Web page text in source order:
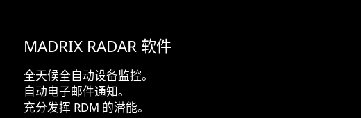
MADRIX RADAR 软件
全天候全自动设备监控。
自动电子邮件通知。
充分发挥 RDM 的潜能。